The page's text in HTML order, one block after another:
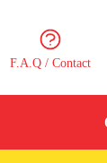
F.A.Q / Contact